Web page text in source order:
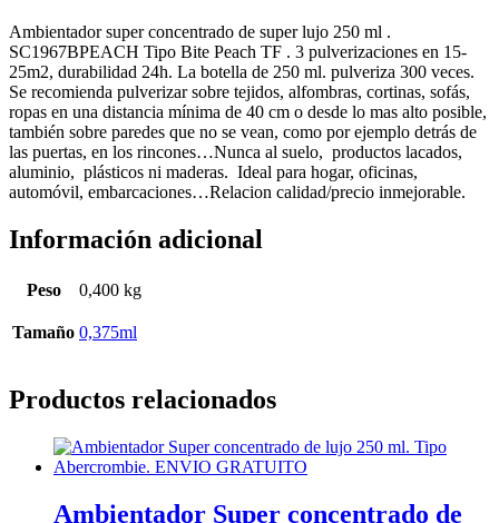
Ambientador super concentrado de super lujo 250 ml .
SC1967BPEACH Tipo Bite Peach TF . 3 pulverizaciones en 15-
25m2, durabilidad 24h. La botella de 250 ml. pulveriza 300 veces.
Se recomienda pulverizar sobre tejidos, alfombras, cortinas, sofás,
ropas en una distancia mínima de 40 cm o desde lo mas alto posible,
también sobre paredes que no se vean, como por ejemplo detrás de
las puertas, en los rincones…Nunca al suelo, productos lacados,
aluminio, plásticos ni maderas. Ideal para hogar, oficinas,
automóvil, embarcaciones…Relacion calidad/precio inmejorable.
Información adicional
Peso 0,400 kg
Tamaño 0,375ml
Productos relacionados
Ambientador Super concentrado de